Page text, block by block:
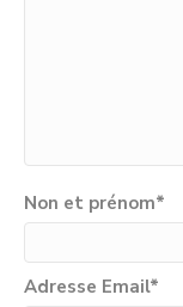
Non et prénom*
Adresse Email*